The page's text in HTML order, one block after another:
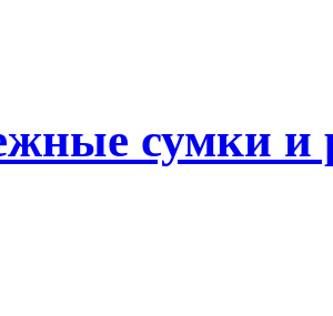
сумки и